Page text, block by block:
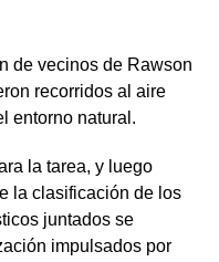
de vecinos de Rawson
recorridos al aire
entorno natural.
la tarea, y luego
la clasificación de los
juntados se
impulsados por